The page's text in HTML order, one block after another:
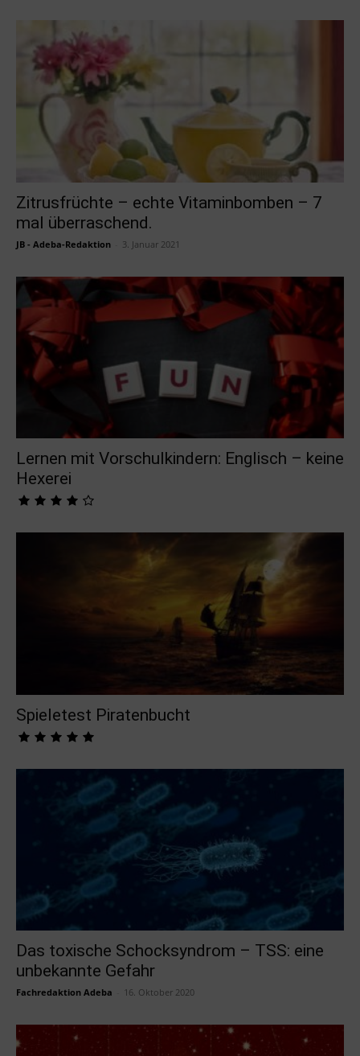
Zitrusfrüchte – echte Vitaminbomben – 7
mal überraschend.
JB - Adeba-Redaktion 3. Januar 2021
Lernen mit Vorschulkindern: Englisch – keine
Hexerei
Spieletest Piratenbucht
Das toxische Schocksyndrom – TSS: eine
unbekannte Gefahr
Fachredaktion Adeba 16. Oktober 2020